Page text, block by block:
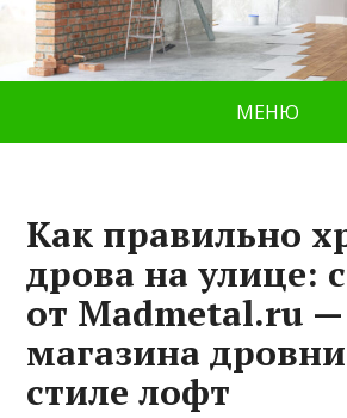
МЕНЮ
Как правильно
дрова на улице:
от Madmetal.ru —
магазина
стиле лофт